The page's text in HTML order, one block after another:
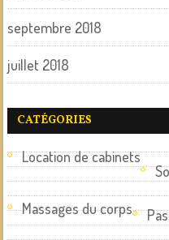
septembre 2018
juillet 2018
CATÉGORIES
Location de cabinets
Massages du corps